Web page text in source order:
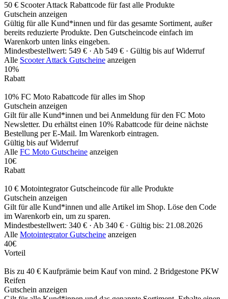
50 € Scooter Attack Rabattcode für fast alle Produkte
Gutschein anzeigen
Gültig für alle Kund*innen und für das gesamte Sortiment, außer
bereits reduzierte Produkte. Den Gutscheincode einfach im
Warenkorb unten links eingeben.
Mindestbestellwert: 549 € · Ab 549 € · Gültig bis auf Widerruf
Alle Scooter Attack Gutscheine anzeigen
10%
Rabatt
10% FC Moto Rabattcode für alles im Shop
Gutschein anzeigen
Gilt für alle Kund*innen und bei Anmeldung für den FC Moto
Newsletter. Du erhältst einen 10% Rabattcode für deine nächste
Bestellung per E-Mail. Im Warenkorb eintragen.
Gültig bis auf Widerruf
Alle FC Moto Gutscheine anzeigen
10€
Rabatt
10 € Motointegrator Gutscheincode für alle Produkte
Gutschein anzeigen
Gilt für alle Kund*innen und alle Artikel im Shop. Löse den Code
im Warenkorb ein, um zu sparen.
Mindestbestellwert: 340 € · Ab 340 € · Gültig bis: 21.08.2026
Alle Motointegrator Gutscheine anzeigen
40€
Vorteil
Bis zu 40 € Kaufprämie beim Kauf von mind. 2 Bridgestone PKW
Reifen
Gutschein anzeigen